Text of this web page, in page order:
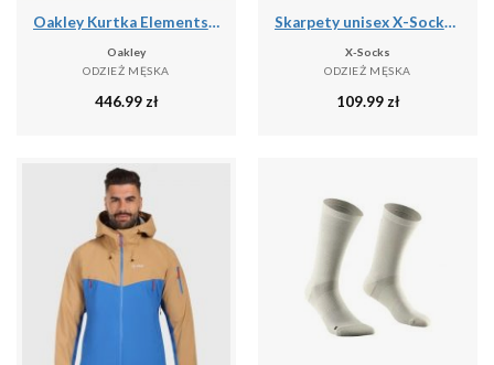
Oakley Kurtka Elements Shell 2.0 Foa406090-02E
Oakley
ODZIEŻ MĘSKA
446.99 zł
Skarpety unisex X-Socks TRAILRUN DISCOVER ANKLE MINERAL BLUE/X BLACK A016
X-Socks
ODZIEŻ MĘSKA
109.99 zł